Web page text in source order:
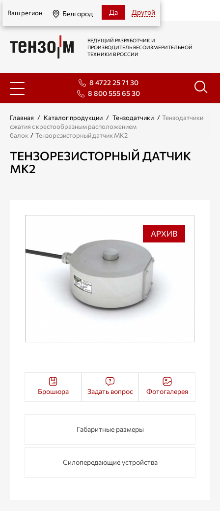
Белгород
Ваш регион Белгород Да Другой
ВЕДУЩИЙ РАЗРАБОТЧИК И
ПРОИЗВОДИТЕЛЬ ВЕСОИЗМЕРИТЕЛЬНОЙ
ТЕХНИКИ В РОССИИ
8 4722 25 71 30
8 800 555 65 30
Главная / Каталог продукции / Тензодатчики / Тензодатчики
сжатия с крестообразным расположением
балок / Тензорезисторный датчик МК2
ТЕНЗОРЕЗИСТОРНЫЙ ДАТЧИК
МК2
АРХИВ
Брошюра Задать вопрос Фотогалерея
Габаритные размеры
Силопередающие устройства